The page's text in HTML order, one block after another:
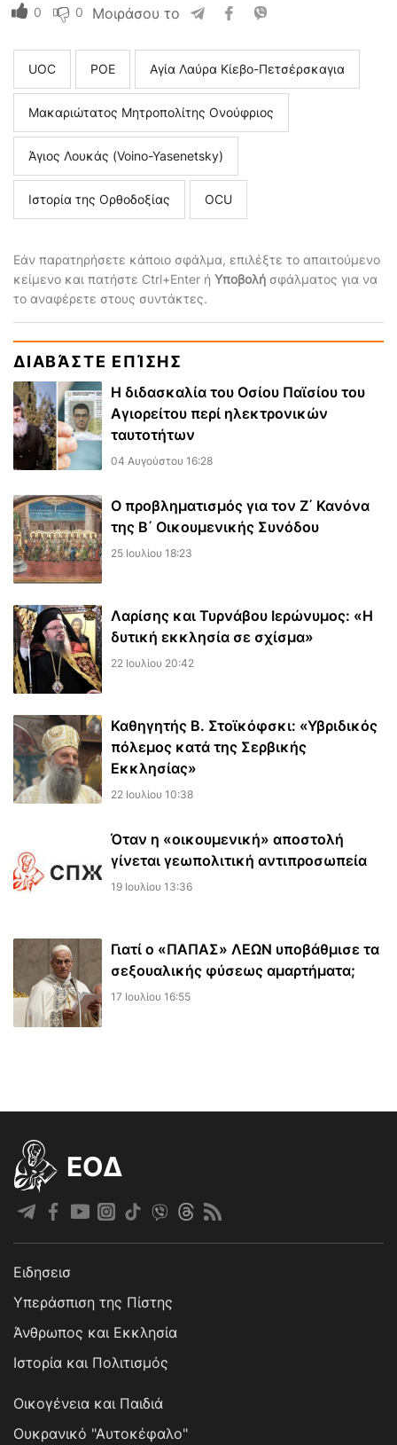
0 0 Μοιράσου το
UOC ΡΟΕ Αγία Λαύρα Κίεβο-Πετσέρσκαγια
Μακαριώτατος Μητροπολίτης Ονούφριος
Άγιος Λουκάς (Voino-Yasenetsky)
Ιστορία της Ορθοδοξίας ΟCU
Εάν παρατηρήσετε κάποιο σφάλμα, επιλέξτε το απαιτούμενο
κείμενο και πατήστε Ctrl+Enter ή Υποβολή σφάλματος για να
το αναφέρετε στους συντάκτες.
ΔΙΑΒΆΣΤΕ ΕΠΊΣΗΣ
Η διδασκαλία του Οσίου Παϊσίου του
Αγιορείτου περί ηλεκτρονικών
ταυτοτήτων
04 Αυγούστου 16:28
Ο προβληματισμός για τον Ζ΄ Κανόνα
της Β΄ Οικουμενικής Συνόδου
25 Ιουλίου 18:23
Λαρίσης και Τυρνάβου Ιερώνυμος: «Η
δυτική εκκλησία σε σχίσμα»
22 Ιουλίου 20:42
Καθηγητής Β. Στοϊκόφσκι: «Υβριδικός
πόλεμος κατά της Σερβικής
Εκκλησίας»
22 Ιουλίου 10:38
Όταν η «οικουμενική» αποστολή
γίνεται γεωπολιτική αντιπροσωπεία
19 Ιουλίου 13:36
Γιατί ο «ΠΑΠΑΣ» ΛΕΩΝ υποβάθμισε τα
σεξουαλικής φύσεως αμαρτήματα;
17 Ιουλίου 16:55
EOΔ
Ειδησεισ
Υπεράσπιση της Πίστης
Άνθρωπος και Εκκλησία
Ιστορία και Πολιτισμός
Οικογένεια και Παιδιά
Ουκρανικό "Αυτοκέφαλο"